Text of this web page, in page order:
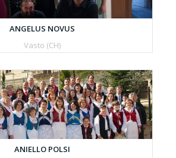
ANGELUS NOVUS
Vasto (CH)
ANIELLO POLSI